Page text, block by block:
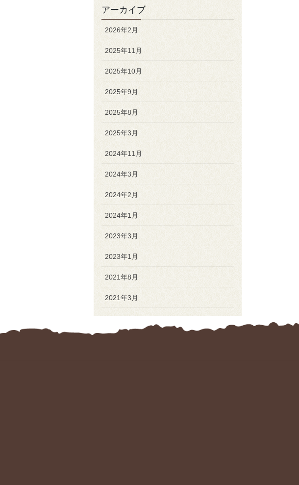
アーカイブ
2026年2月
2025年11月
2025年10月
2025年9月
2025年8月
2025年3月
2024年11月
2024年3月
2024年2月
2024年1月
2023年3月
2023年1月
2021年8月
2021年3月